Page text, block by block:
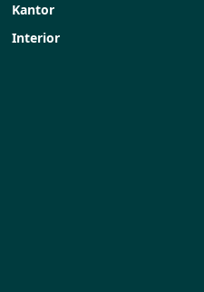
Kantor
Interior